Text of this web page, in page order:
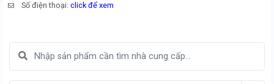
Số điện thoại:click để xem